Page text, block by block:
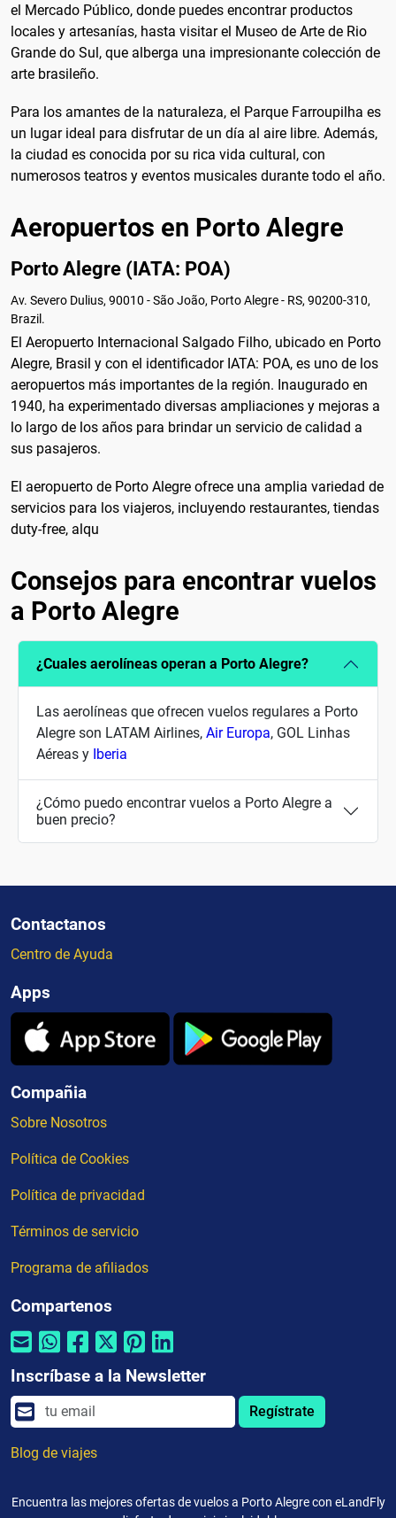
el Mercado Público, donde puedes encontrar productos
locales y artesanías, hasta visitar el Museo de Arte de Rio
Grande do Sul, que alberga una impresionante colección de
arte brasileño.
Para los amantes de la naturaleza, el Parque Farroupilha es
un lugar ideal para disfrutar de un día al aire libre. Además,
la ciudad es conocida por su rica vida cultural, con
numerosos teatros y eventos musicales durante todo el año.
Aeropuertos en Porto Alegre
Porto Alegre (IATA: POA)
Av. Severo Dulius, 90010 - São João, Porto Alegre - RS, 90200-310,
Brazil.
El Aeropuerto Internacional Salgado Filho, ubicado en Porto
Alegre, Brasil y con el identificador IATA: POA, es uno de los
aeropuertos más importantes de la región. Inaugurado en
1940, ha experimentado diversas ampliaciones y mejoras a
lo largo de los años para brindar un servicio de calidad a
sus pasajeros.
El aeropuerto de Porto Alegre ofrece una amplia variedad de
servicios para los viajeros, incluyendo restaurantes, tiendas
duty-free, alqu
Consejos para encontrar vuelos
a Porto Alegre
¿Cuales aerolíneas operan a Porto Alegre?
Las aerolíneas que ofrecen vuelos regulares a Porto
Alegre son LATAM Airlines, Air Europa, GOL Linhas
Aéreas y Iberia
¿Cómo puedo encontrar vuelos a Porto Alegre a
buen precio?
Contactanos
Centro de Ayuda
Apps
Compañia
Sobre Nosotros
Política de Cookies
Política de privacidad
Términos de servicio
Programa de afiliados
Compartenos
Inscríbase a la Newsletter
Regístrate
Blog de viajes
Encuentra las mejores ofertas de vuelos a Porto Alegre con eLandFly